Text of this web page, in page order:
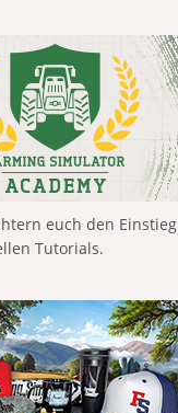
euch den Einstieg
Tutorials.